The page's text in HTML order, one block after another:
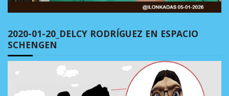
2020-01-20_DELCY RODRÍGUEZ EN ESPACIO
SCHENGEN